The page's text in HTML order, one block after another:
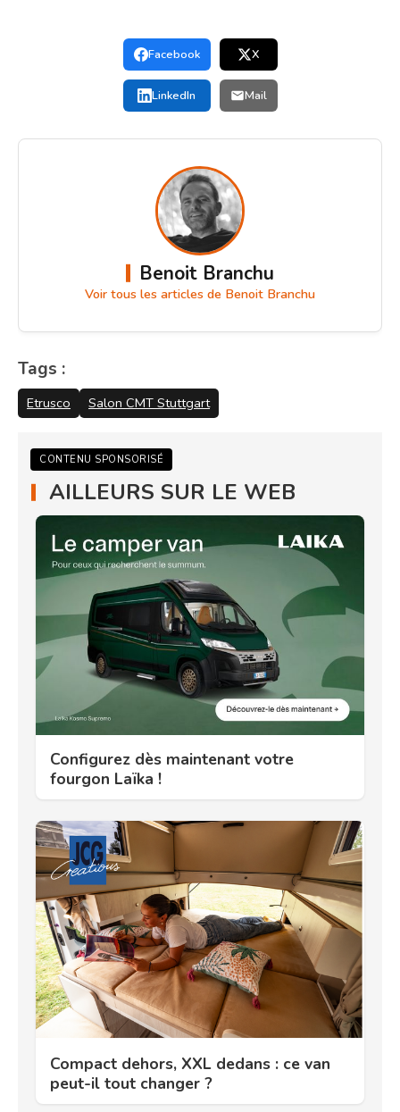
Facebook X
LinkedIn Mail
Benoit Branchu
Voir tous les articles de Benoit Branchu
Tags :
Etrusco Salon CMT Stuttgart
CONTENU SPONSORISÉ
AILLEURS SUR LE WEB
Configurez dès maintenant votre
fourgon Laïka !
Compact dehors, XXL dedans : ce van
peut-il tout changer ?